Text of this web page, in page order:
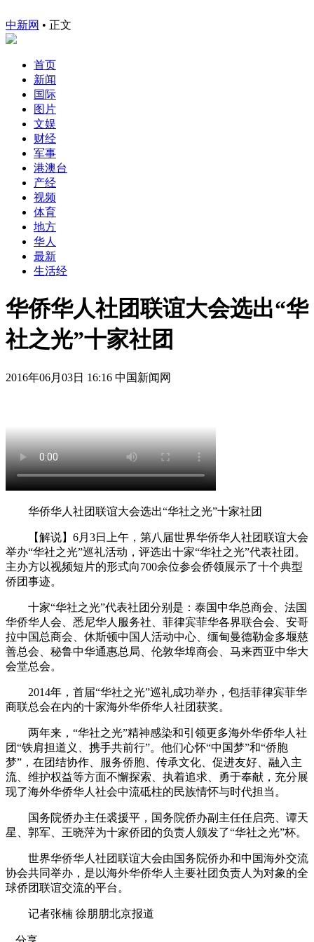
中新网 • 正文
首页
新闻
国际
图片
文娱
财经
军事
港澳台
产经
视频
体育
地方
华人
最新
生活经
华侨华人社团联谊大会选出“华
社之光”十家社团
2016年06月03日 16:16 中国新闻网
华侨华人社团联谊大会选出“华社之光”十家社团
【解说】6月3日上午，第八届世界华侨华人社团联谊大会
举办“华社之光”巡礼活动，评选出十家“华社之光”代表社团。
主办方以视频短片的形式向700余位参会侨领展示了十个典型
侨团事迹。
十家“华社之光”代表社团分别是：泰国中华总商会、法国
华侨华人会、悉尼华人服务社、菲律宾菲华各界联合会、安哥
拉中国总商会、休斯顿中国人活动中心、缅甸曼德勒金多堰慈
善总会、秘鲁中华通惠总局、伦敦华埠商会、马来西亚中华大
会堂总会。
2014年，首届“华社之光”巡礼成功举办，包括菲律宾菲华
商联总会在内的十家海外华侨华人社团获奖。
两年来，“华社之光”精神感染和引领更多海外华侨华人社
团“铁肩担道义、携手共前行”。他们心怀“中国梦”和“侨胞
梦”，在团结协作、服务侨胞、传承文化、促进友好、融入主
流、维护权益等方面不懈探索、执着追求、勇于奉献，充分展
现了海外华侨华人社会中流砥柱的民族情怀与时代担当。
国务院侨办主任裘援平，国务院侨办副主任任启亮、谭天
星、郭军、王晓萍为十家侨团的负责人颁发了“华社之光”杯。
世界华侨华人社团联谊大会由国务院侨办和中国海外交流
协会共同举办，是以海外华侨华人主要社团负责人为对象的全
球侨团联谊交流的平台。
记者张楠 徐朋朋北京报道